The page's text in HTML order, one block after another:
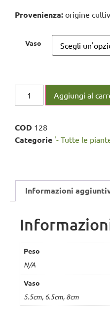
Provenienza: origine
Vaso
Aggiungi al
COD 128
Categorie '- Tutte le
Informazioni
Peso
N/A
Vaso
5.5cm, 6.5cm, 8cm